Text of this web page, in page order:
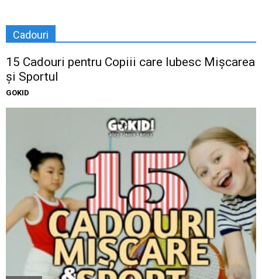
Cadouri
15 Cadouri pentru Copiii care Iubesc Mișcarea
și Sportul
GOKID